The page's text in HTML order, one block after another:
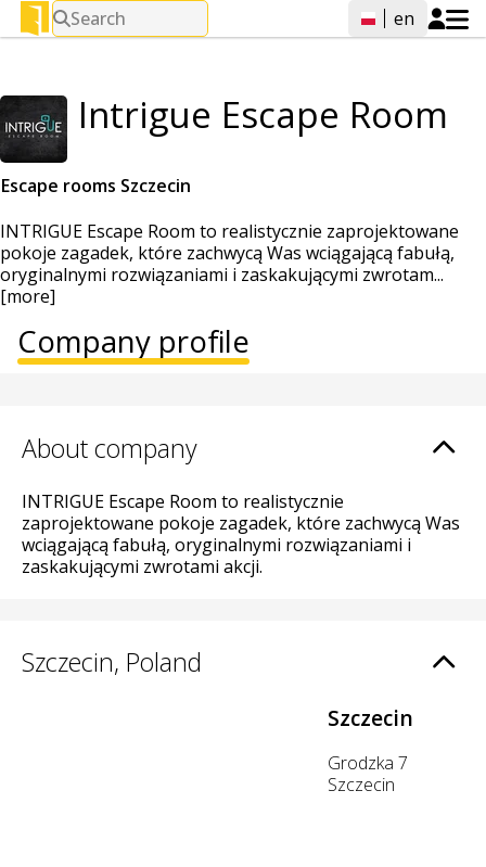
Search en
Intrigue Escape Room
Escape rooms Szczecin
INTRIGUE Escape Room to realistycznie zaprojektowane
pokoje zagadek, które zachwycą Was wciągającą fabułą,
oryginalnymi rozwiązaniami i zaskakującymi zwrotam...
[more]
Company profile
About company
INTRIGUE Escape Room to realistycznie
zaprojektowane pokoje zagadek, które zachwycą Was
wciągającą fabułą, oryginalnymi rozwiązaniami i
zaskakującymi zwrotami akcji.
Szczecin, Poland
Szczecin
Grodzka 7
Szczecin